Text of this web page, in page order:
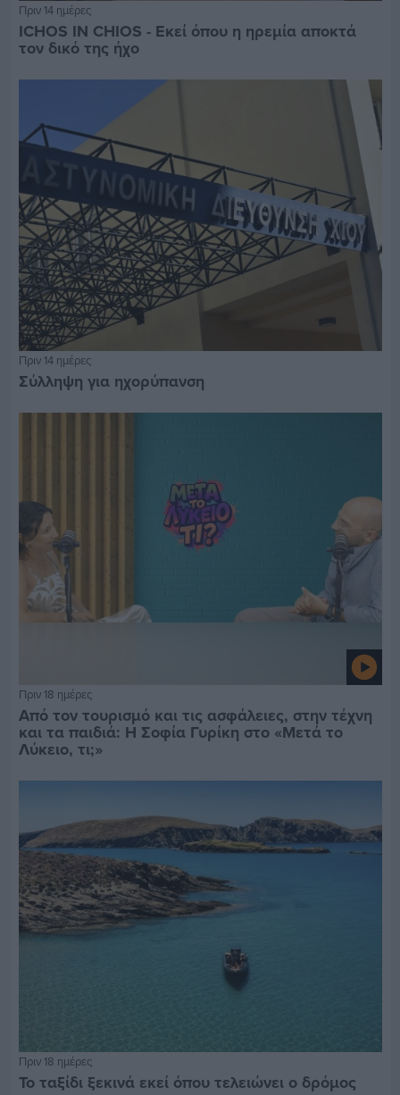
Πριν 14 ημέρες
ICHOS IN CHIOS - Εκεί όπου η ηρεμία αποκτά
τον δικό της ήχο
Πριν 14 ημέρες
Σύλληψη για ηχορύπανση
Πριν 18 ημέρες
Από τον τουρισμό και τις ασφάλειες, στην τέχνη
και τα παιδιά: Η Σοφία Γυρίκη στο «Μετά το
Λύκειο, τι;»
Πριν 18 ημέρες
Το ταξίδι ξεκινά εκεί όπου τελειώνει ο δρόμος